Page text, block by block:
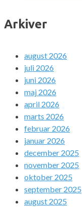
Arkiver
august 2026
juli 2026
juni 2026
maj 2026
april 2026
marts 2026
februar 2026
januar 2026
december 2025
november 2025
oktober 2025
september 2025
august 2025